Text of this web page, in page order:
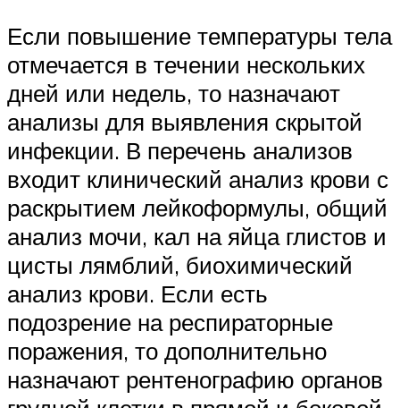
Если повышение температуры тела
отмечается в течении нескольких
дней или недель, то назначают
анализы для выявления скрытой
инфекции. В перечень анализов
входит клинический анализ крови с
раскрытием лейкоформулы, общий
анализ мочи, кал на яйца глистов и
цисты лямблий, биохимический
анализ крови. Если есть
подозрение на респираторные
поражения, то дополнительно
назначают рентенографию органов